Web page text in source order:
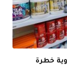
خطرة